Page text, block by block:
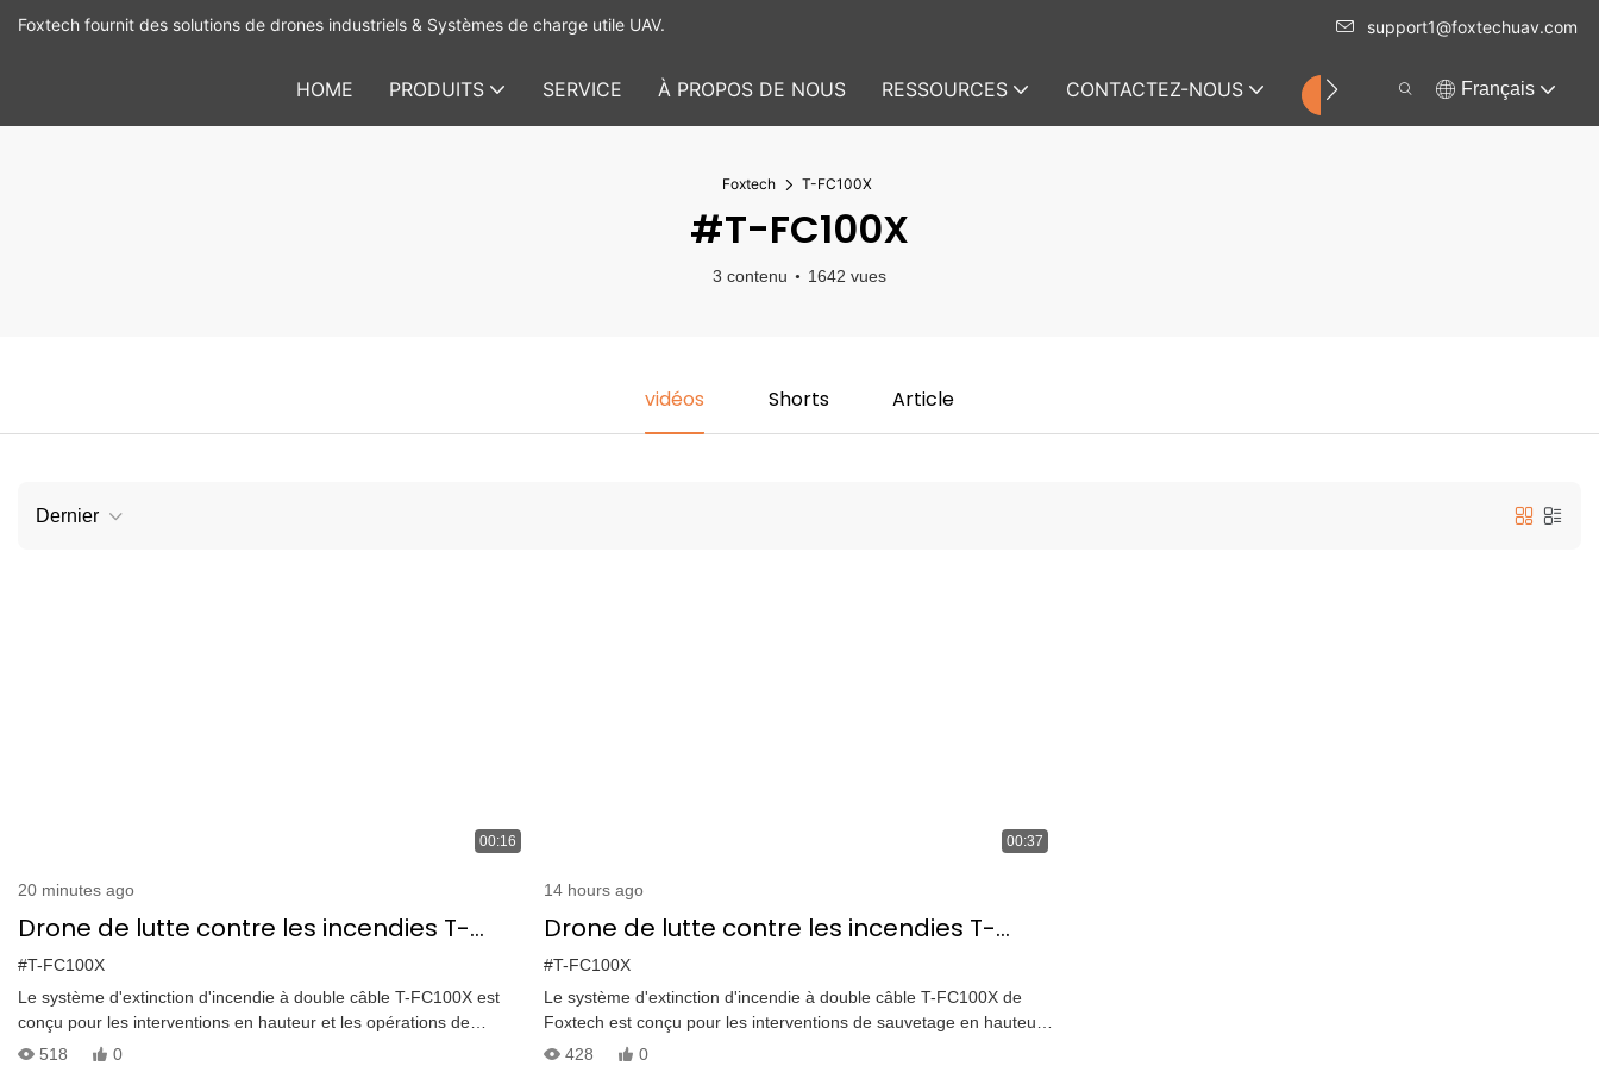
Foxtech fournit des solutions de drones industriels & Systèmes de charge utile UAV. support1@foxtechuav.com
HOME PRODUITS SERVICE À PROPOS DE NOUS RESSOURCES CONTACTEZ-NOUS MAGASIN Français
Foxtech T-FC100X
#T-FC100X
3 contenu 1642 vues
vidéos Shorts Article
Dernier
00:16
20 minutes ago
Drone de lutte contre les incendies T-
FC100X à double câble | Débit d'eau de
1000 l/min et capacité d'intervention en
cas d'incendie en hauteur (100 m)
#T-FC100X
Le système d'extinction d'incendie à double câble T-FC100X est
conçu pour les interventions en hauteur et les opérations de
sauvetage incendie de grande envergure. Intégré à la plateforme
518 0
00:37
14 hours ago
Drone de lutte contre les incendies T-
FC100X à double câble | Suppression des
incendies en immeubles de grande
hauteur jusqu'à 100 m
#T-FC100X
Le système d'extinction d'incendie à double câble T-FC100X de
Foxtech est conçu pour les interventions de sauvetage en hauteur
et la lutte contre les incendies par voie aérienne. Relié à un tuyau
428 0